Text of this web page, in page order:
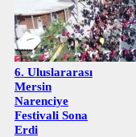
6. Uluslararası
Mersin
Narenciye
Festivali Sona
Erdi